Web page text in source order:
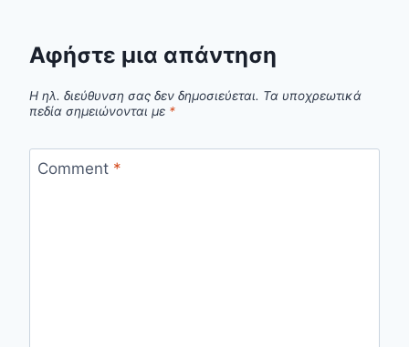
Αφήστε μια απάντηση
Η ηλ. διεύθυνση σας δεν δημοσιεύεται. Τα υποχρεωτικά
πεδία σημειώνονται με *
Comment *